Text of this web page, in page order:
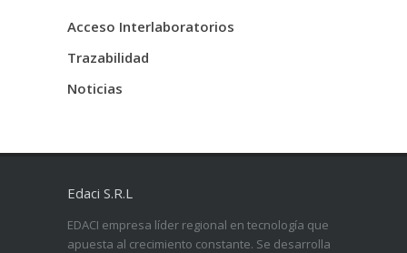
Acceso Interlaboratorios
Trazabilidad
Noticias
Edaci S.R.L
EDACI empresa líder regional en tecnología que
apuesta al crecimiento constante. Se desarrolla